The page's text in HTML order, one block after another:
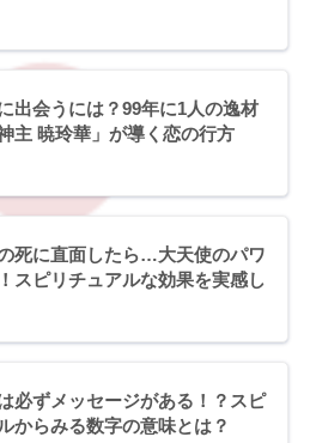
出会うには？99年に1人の逸材
主 暁玲華」が導く恋の行方
死に直面したら…大天使のパワ
スピリチュアルな効果を実感し
必ずメッセージがある！？スピ
からみる数字の意味とは？